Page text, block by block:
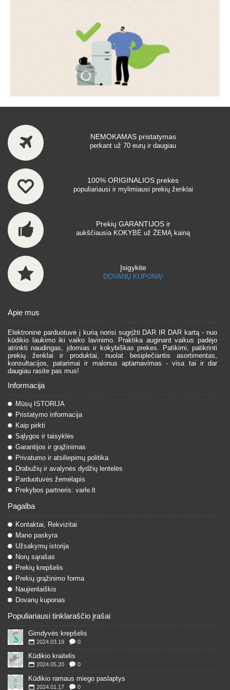
NEMOKAMAS pristatymas
perkant už 70 eurų ir daugiau
100% ORIGINALIOS prekės
populiariausi ir mylimiausi prekių ženklai
Prekių GARANTIJOS ir
aukščiausia KOKYBĖ už ŽEMĄ kainą
Įsigykite
DOVANŲ KUPONĄ!
Apie mus
Elektroninė parduotuvė į kurią norisi sugrįžti DAR IR DAR kartą - nuo
kūdikio laukimo iki vaiko lavinimo. Praktika auginant vaikus padėjo
atrinkti naudingas, įdomias ir kokybiškas prekes. Patikimi, patikrinti
prekių ženklai ir produktai, nuolat besiplečiantis asortimentas,
konsultacijos, patarimai ir malonus aptarnavimas - visa tai ir dar
daugiau rasite pas mus!
Informacija
Mūsų ISTORIJA
Pristatymo informacija
Kaip pirkti
Sąlygos ir taisyklės
Garantijos ir grąžinimas
Privatumo ir atsiliepimų politika
Drabužių ir avalynės dydžių lentelės
Parduotuvės žemėlapis
Prekybos partneris: varle.lt
Pagalba
Kontaktai, Rekvizitai
Mano paskyra
Užsakymų istorija
Norų sąrašas
Prekių krepšelis
Prekių grąžinimo forma
Naujienlaiškis
Dovanų kuponas
Populiariausi tinklaraščio įrašai
Gimdyvės krepšelis
2024.03.19 0
Kūdikio kraitelis
2024.05.20 0
Kūdikio ramaus miego paslaptys
2024.01.17 0